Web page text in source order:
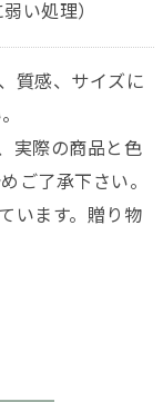
い処理）
質感、サイズに
実際の商品と色
ご了承下さい。
います。贈り物